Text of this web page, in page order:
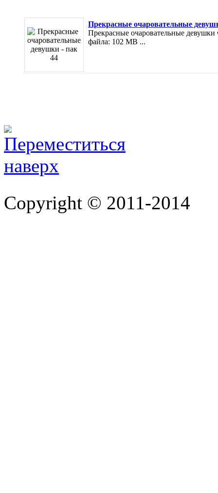
Прекрасные очаровательные
Прекрасные очаровательные
файла: 102 MB ...
Copyright © 2011-2014